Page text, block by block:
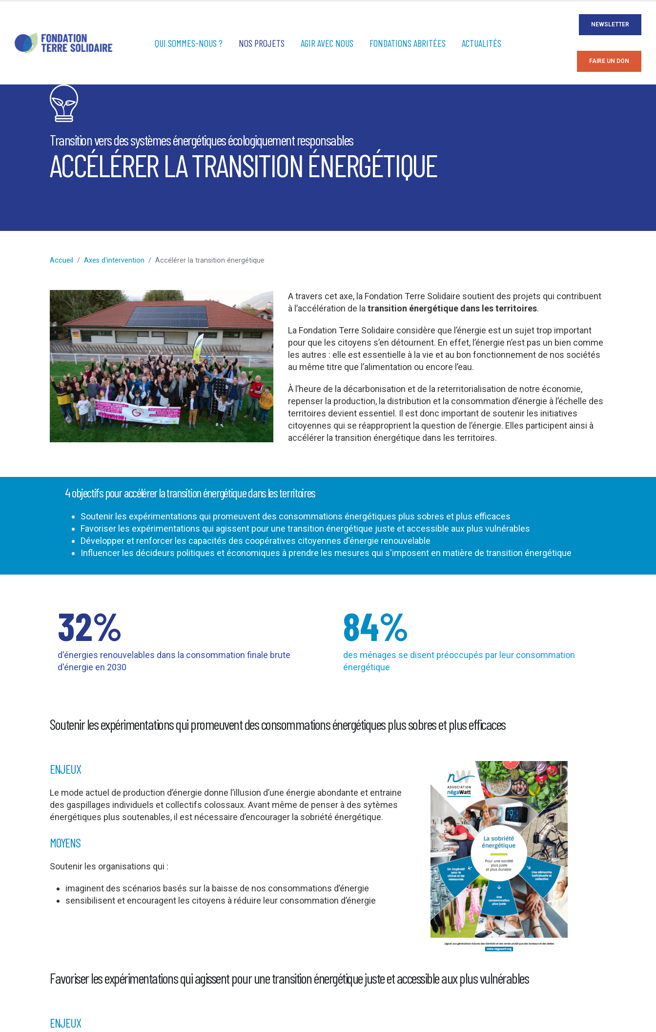
QUI SOMMES-NOUS ? NOS PROJETS AGIR AVEC NOUS FONDATIONS ABRITÉES ACTUALITÉS
NEWSLETTER
FAIRE UN DON
Transition vers des systèmes énergétiques écologiquement responsables
ACCÉLÉRER LA TRANSITION ÉNERGÉTIQUE
Accueil Axes d'intervention Accélérer la transition énergétique
A travers cet axe, la Fondation Terre Solidaire soutient des projets qui contribuent
à l’accélération de la transition énergétique dans les territoires.
La Fondation Terre Solidaire considère que l’énergie est un sujet trop important
pour que les citoyens s’en détournent. En effet, l’énergie n’est pas un bien comme
les autres : elle est essentielle à la vie et au bon fonctionnement de nos sociétés
au même titre que l’alimentation ou encore l’eau.
À l’heure de la décarbonisation et de la reterritorialisation de notre économie,
repenser la production, la distribution et la consommation d’énergie à l’échelle des
territoires devient essentiel. Il est donc important de soutenir les initiatives
citoyennes qui se réapproprient la question de l’énergie. Elles participent ainsi à
accélérer la transition énergétique dans les territoires.
4 objectifs pour accélérer la transition énergétique dans les territoires
Soutenir les expérimentations qui promeuvent des consommations énergétiques plus sobres et plus efficaces
Favoriser les expérimentations qui agissent pour une transition énergétique juste et accessible aux plus vulnérables
Développer et renforcer les capacités des coopératives citoyennes d'énergie renouvelable
Influencer les décideurs politiques et économiques à prendre les mesures qui s'imposent en matière de transition énergétique
32%
d'énergies renouvelables dans la consommation finale brute
d'énergie en 2030
84%
des ménages se disent préoccupés par leur consommation
énergétique
Soutenir les expérimentations qui promeuvent des consommations énergétiques plus sobres et plus efficaces
ENJEUX
Le mode actuel de production d’énergie donne l’illusion d’une énergie abondante et entraine
des gaspillages individuels et collectifs colossaux. Avant même de penser à des sytèmes
énergétiques plus soutenables, il est nécessaire d’encourager la sobriété énergétique.
MOYENS
Soutenir les organisations qui :
imaginent des scénarios basés sur la baisse de nos consommations d’énergie
sensibilisent et encouragent les citoyens à réduire leur consommation d’énergie
Favoriser les expérimentations qui agissent pour une transition énergétique juste et accessible aux plus vulnérables
ENJEUX